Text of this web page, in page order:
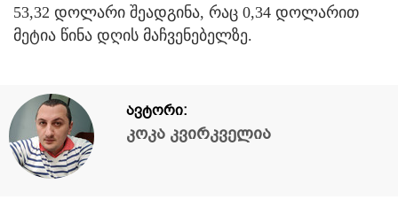
53,32 დოლარი შეადგინა, რაც 0,34 დოლარით
მეტია წინა დღის მაჩვენებელზე.
ავტორი:
კოკა კვირკველია